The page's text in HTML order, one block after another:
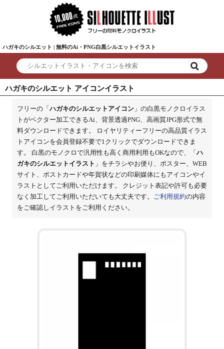
ハガキのシルエット | 無料のAi・PNG白黒シルエットイラスト
ハガキのシルエット アイコンイラスト
フリーの「 ハガキのシルエットアイコン」の白黒モノクロイラス
トがベクター加工できるAi、背景透過PNG、高画質JPG形式で無
料ダウンロードできます。 ロイヤリティーフリーの高品質イラス
トアイコンを会員登録不要で1クリックでダウンロードできま
す。 白黒のモノクロで汎用性も高く商用利用もOKなので、「 ハ
ガキのシルエットイラスト 」をチラシやお便り、ポスター、WEB
サイト、ポストカードや年賀状などの印刷媒体にもアイコンやイ
ラストとしてご利用いただけます。 クレジット表記や許可も必要
なく加工してご利用いただいても大丈夫です。 ご利用規約の内容
をご確認しイラストをご利用ください。